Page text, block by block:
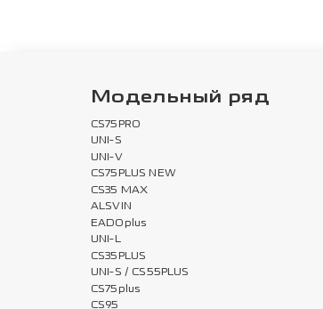
Модельный ряд
CS75PRO
UNI-S
UNI-V
CS75PLUS NEW
CS35 MAX
ALSVIN
EADOplus
UNI-L
CS35PLUS
UNI-S / CS55PLUS
CS75plus
CS95